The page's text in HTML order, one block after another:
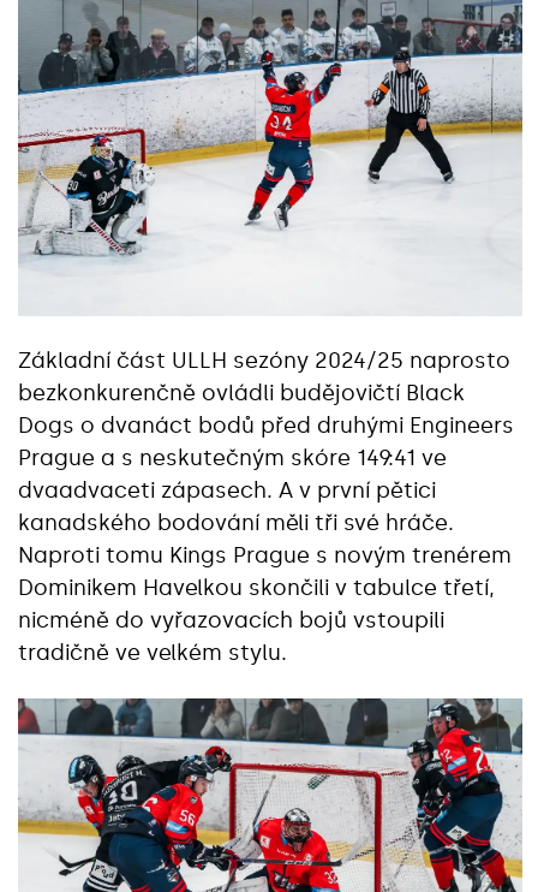
Základní část ULLH sezóny 2024/25 naprosto
bezkonkurenčně ovládli budějovičtí Black
Dogs o dvanáct bodů před druhými Engineers
Prague a s neskutečným skóre 149:41 ve
dvaadvaceti zápasech. A v první pětici
kanadského bodování měli tři své hráče.
Naproti tomu Kings Prague s novým trenérem
Dominikem Havelkou skončili v tabulce třetí,
nicméně do vyřazovacích bojů vstoupili
tradičně ve velkém stylu.